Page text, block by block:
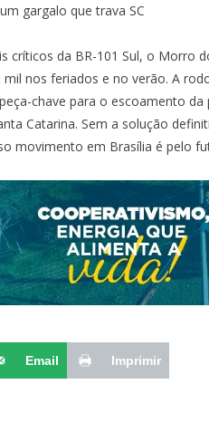
gargalo que trava SC
críticos da BR-101 Sul, o Morro
nos feriados e no verão. A
chave para o escoamento da
Catarina. Sem a solução
movimento em Brasília é pelo
Email Imprimir